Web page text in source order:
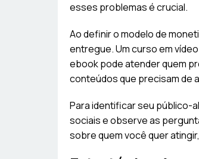
esses problemas é crucial.
Ao definir o modelo de
entregue. Um curso em
ebook pode atender quem
conteúdos que precisam de
Para identificar seu público-
sociais e observe as
sobre quem você quer